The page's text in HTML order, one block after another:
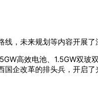
，未来规划等内容开展了
高效电池、1.5GW双玻
企改革的排头兵，开启了